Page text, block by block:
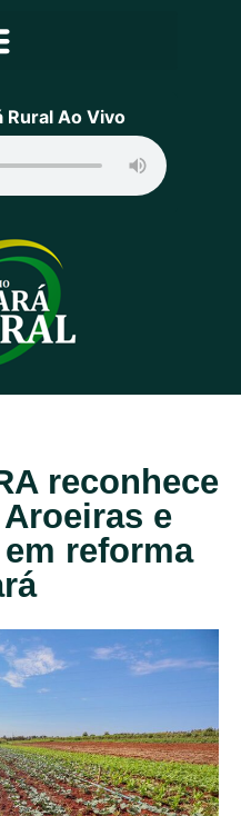
Rural Ao Vivo
reconhece
e
reforma